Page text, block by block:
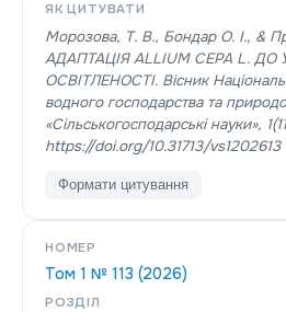
ЯК ЦИТУВАТИ
Морозова, Т. В., Бондар O. I., &
АДАПТАЦІЯ ALLIUM CEPA L.
ОСВІТЛЕНОСТІ. Вісник
водного господарства та
«Сільськогосподарські науки», 1
https://doi.org/10.31713/vs1202613
Формати цитування
НОМЕР
Том 1 № 113 (2026)
РОЗДІЛ